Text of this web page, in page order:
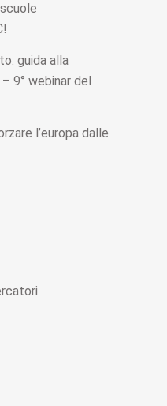
guida alla
9° webinar del
l’europa dalle